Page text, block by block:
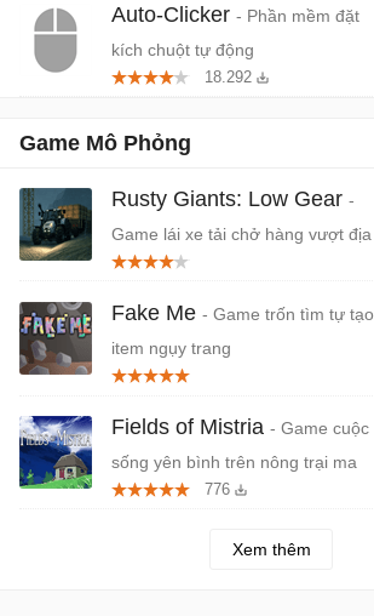
Auto-Clicker - Phần mềm đặt
kích chuột tự động
18.292
Game Mô Phỏng
Rusty Giants: Low Gear -
Game lái xe tải chở hàng vượt địa
hình khắc nghiệt
Fake Me - Game trốn tìm tự tạo
item ngụy trang
Fields of Mistria - Game cuộc
sống yên bình trên nông trại ma
thuật
776
Xem thêm